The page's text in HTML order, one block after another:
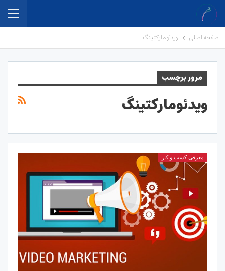
صفحه اصلی ویدئومارکتینگ
مرور برچسب
ویدئومارکتینگ
معرفی کسب و کار